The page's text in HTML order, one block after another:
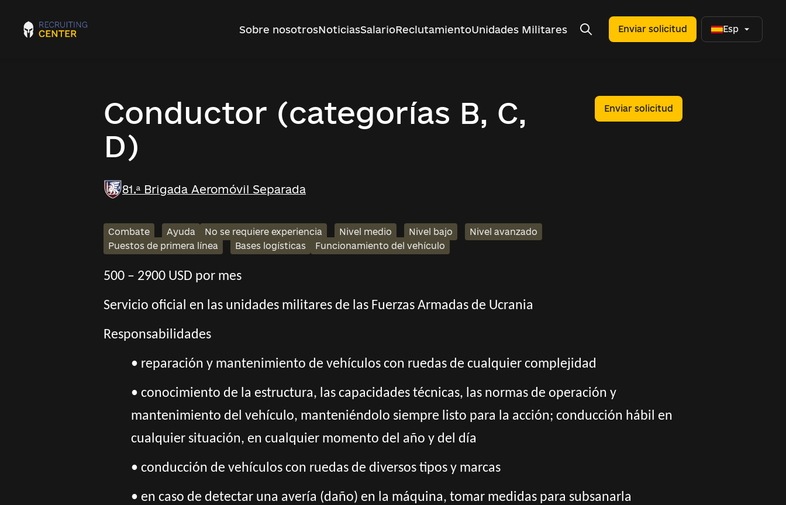
Sobre nosotrosNoticiasSalarioReclutamientoUnidades Militares Enviar solicitud Esp
Conductor (categorías B, C,
D)
Enviar solicitud
81.ª Brigada Aeromóvil Separada
Combate Ayuda No se requiere experiencia Nivel medio Nivel bajo
Nivel avanzado
Puestos de primera línea
Bases logísticas Funcionamiento del vehículo
500 – 2900 USD por mes
Servicio oficial en las unidades militares de las Fuerzas Armadas de Ucrania
Responsabilidades
• reparación y mantenimiento de vehículos con ruedas de cualquier complejidad
• conocimiento de la estructura, las capacidades técnicas, las normas de operación y
mantenimiento del vehículo, manteniéndolo siempre listo para la acción; conducción hábil en
cualquier situación, en cualquier momento del año y del día
• conducción de vehículos con ruedas de diversos tipos y marcas
• en caso de detectar una avería (daño) en la máquina, tomar medidas para subsanarla